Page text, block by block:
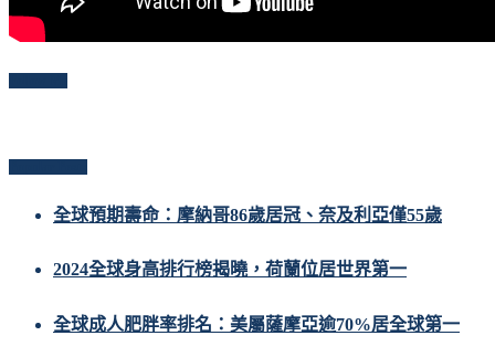
全球預期壽命：摩納哥86歲居冠、奈及利亞僅55歲
2024全球身高排行榜揭曉，荷蘭位居世界第一
全球成人肥胖率排名：美屬薩摩亞逾70%居全球第一